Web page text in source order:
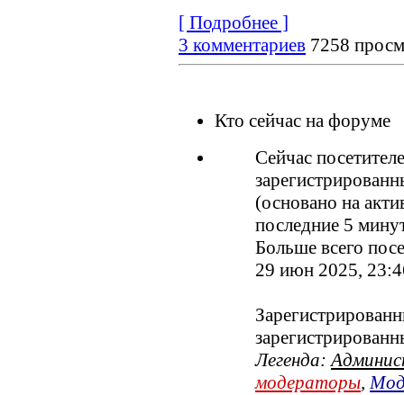
[ Подробнее ]
3 комментариев 7258
Кто сейчас на форуме
Сейчас
(основано на
последние 5
Больше всего
29 июн 2025,
Легенда:
модераторы,